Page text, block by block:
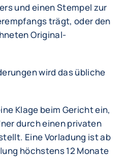
und einen Stempel zur
trägt, oder den
Original-
wird das übliche
Klage beim Gericht ein,
durch einen privaten
Eine Vorladung ist ab
höchstens 12 Monate